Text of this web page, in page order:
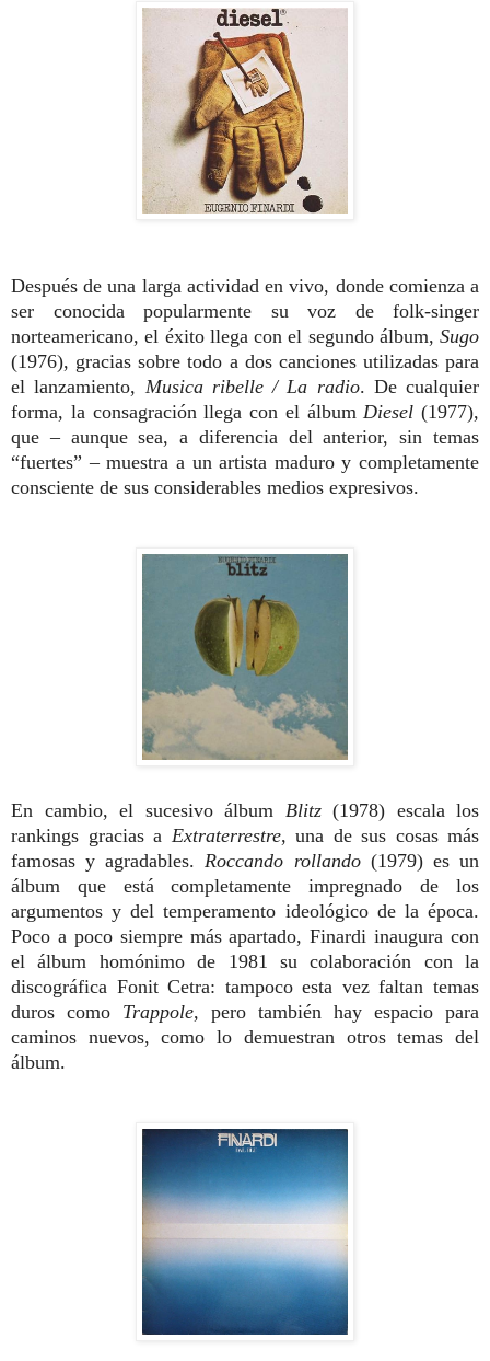
Después de una larga actividad en vivo, donde comienza a
ser conocida popularmente su voz de folk-singer
norteamericano, el éxito llega con el segundo álbum, Sugo
(1976), gracias sobre todo a dos canciones utilizadas para
el lanzamiento, Musica ribelle / La radio. De cualquier
forma, la consagración llega con el álbum Diesel (1977),
que – aunque sea, a diferencia del anterior, sin temas
“fuertes” – muestra a un artista maduro y completamente
consciente de sus considerables medios expresivos.
En cambio, el sucesivo álbum Blitz (1978) escala los
rankings gracias a Extraterrestre, una de sus cosas más
famosas y agradables. Roccando rollando (1979) es un
álbum que está completamente impregnado de los
argumentos y del temperamento ideológico de la época.
Poco a poco siempre más apartado, Finardi inaugura con
el álbum homónimo de 1981 su colaboración con la
discográfica Fonit Cetra: tampoco esta vez faltan temas
duros como Trappole, pero también hay espacio para
caminos nuevos, como lo demuestran otros temas del
álbum.